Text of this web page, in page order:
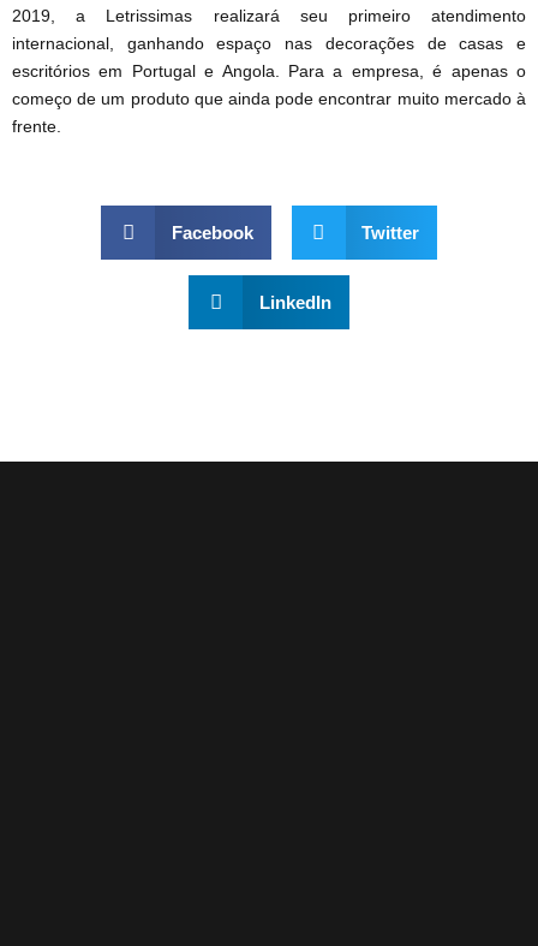
2019, a Letrissimas realizará seu primeiro atendimento
internacional, ganhando espaço nas decorações de casas e
escritórios em Portugal e Angola. Para a empresa, é apenas o
começo de um produto que ainda pode encontrar muito mercado à
frente.
Facebook Twitter
LinkedIn